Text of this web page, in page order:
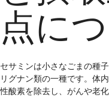
点に
セサミンは小さなごまの種
リグナン類の一種です。体
性酸素を除去し、がんや老